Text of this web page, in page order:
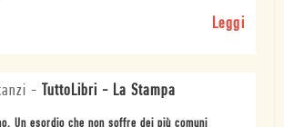
Leggi
- TuttoLibri - La Stampa
Un esordio che non soffre dei più comuni